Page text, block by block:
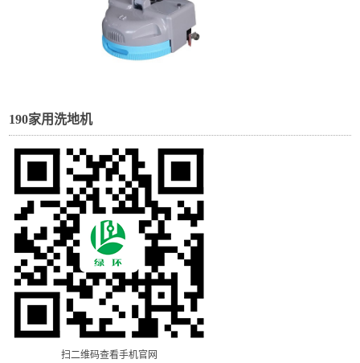
190家用洗地机
扫二维码查看手机官网